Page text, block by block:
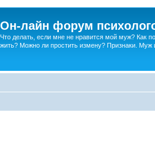
Он-лайн форум
Что делать, если мне не нравится мой муж? Как
жить? Можно ли простить измену? Признаки. Муж